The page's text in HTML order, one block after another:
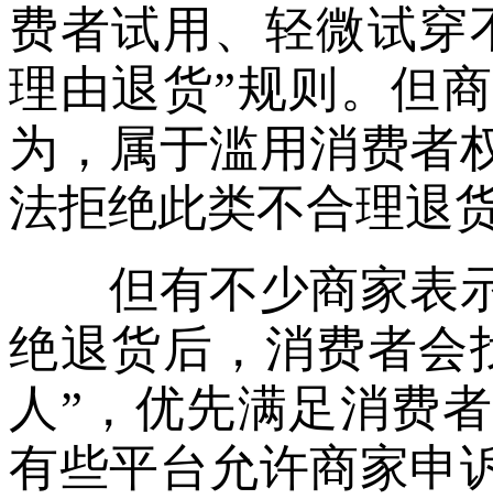
费者试用、轻微试穿
理由退货”规则。但
为，属于滥用消费者
法拒绝此类不合理退
但有不少商家表示
绝退货后，消费者会
人”，优先满足消费
有些平台允许商家申